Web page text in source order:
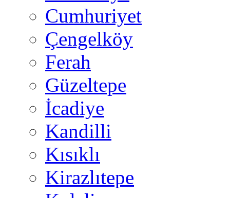
Cumhuriyet
Çengelköy
Ferah
Güzeltepe
İcadiye
Kandilli
Kısıklı
Kirazlıtepe